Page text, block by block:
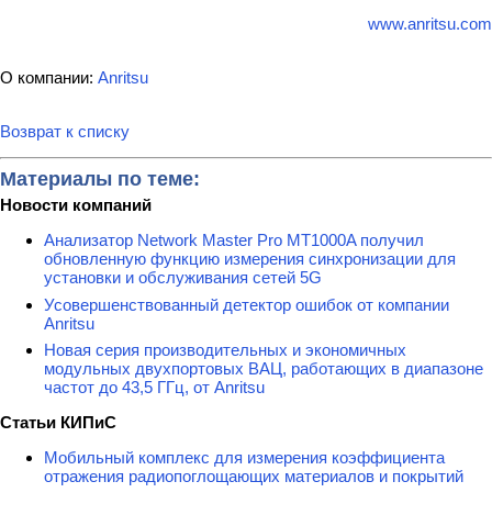
www.anritsu.com
О компании: Anritsu
Возврат к списку
Материалы по теме:
Новости компаний
Анализатор Network Master Pro MT1000A получил
обновленную функцию измерения синхронизации для
установки и обслуживания сетей 5G
Усовершенствованный детектор ошибок от компании
Anritsu
Новая серия производительных и экономичных
модульных двухпортовых ВАЦ, работающих в диапазоне
частот до 43,5 ГГц, от Anritsu
Статьи КИПиС
Мобильный комплекс для измерения коэффициента
отражения радиопоглощающих материалов и покрытий